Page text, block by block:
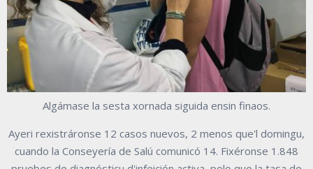
Algámase la sesta xornada siguida ensin finaos.
Ayeri rexistráronse 12 casos nuevos, 2 menos que'l domingu,
cuando la Conseyería de Salú comunicó 14. Fixéronse 1.848